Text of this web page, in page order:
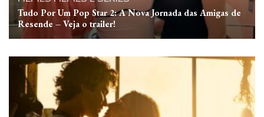
Tudo Por Um Pop Star 2: A Nova Jornada das Amigas de
Resende – Veja o trailer!